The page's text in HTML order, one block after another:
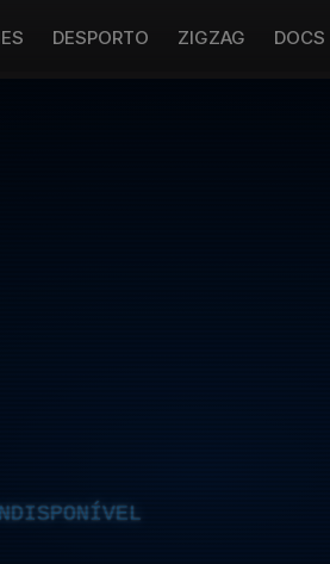
DESPORTO ZIGZAG DOCS